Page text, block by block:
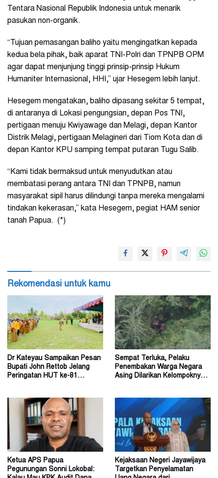
Tentara Nasional Republik Indonesia untuk menarik
pasukan non-organik.
“Tujuan pemasangan baliho yaitu mengingatkan kepada
kedua bela pihak, baik aparat TNI-Polri dan TPNPB OPM
agar dapat menjunjung tinggi prinsip-prinsip Hukum
Humaniter Internasional, HHI,” ujar Hesegem lebih lanjut.
Hesegem mengatakan, baliho dipasang sekitar 5 tempat,
di antaranya di Lokasi pengungsian, depan Pos TNI,
pertigaan menuju Kwiyawage dan Melagi, depan Kantor
Distrik Melagi, pertigaan Melagineri dari Tiom Kota dan di
depan Kantor KPU samping tempat putaran Tugu Salib.
“Kami tidak bermaksud untuk menyudutkan atau
membatasi perang antara TNI dan TPNPB, namun
masyarakat sipil harus dilindungi tanpa mereka mengalami
tindakan kekerasan,” kata Hesegem, pegiat HAM senior
tanah Papua. (*)
Rekomendasi untuk kamu
Dr Kateyau Sampaikan Pesan
Bupati John Rettob Jelang
Peringatan HUT ke-81
Sempat Terluka, Pelaku
Penembakan Warga Negara
Asing Dilarikan Kelompoknya
Ketua APS Papua
Pegunungan Sonni Lokobal:
Kejaksaan Negeri Jayawijaya
Targetkan Penyelamatan